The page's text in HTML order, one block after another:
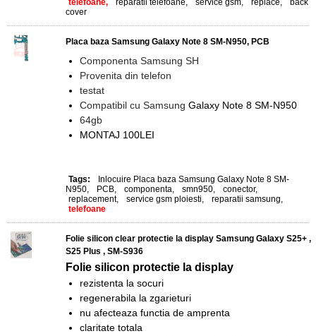
telefoane,
reparatii telefoane, service gsm, replace,
back
cover
Placa baza Samsung Galaxy Note 8 SM-N950, PCB
Componenta Samsung SH
Provenita din telefon
testat
Compatibil cu Samsung Galaxy Note 8 SM-N950
64gb
MONTAJ 100LEI
Tags:
Inlocuire Placa baza Samsung Galaxy Note 8 SM-
N950, PCB, componenta, smn950, conector,
replacement, service gsm ploiesti, reparatii samsung,
telefoane
Folie silicon clear protectie la display Samsung Galaxy S25+ ,
S25 Plus , SM-S936
Folie silicon protectie la display
rezistenta la socuri
regenerabila la zgarieturi
nu afecteaza functia de amprenta
claritate totala